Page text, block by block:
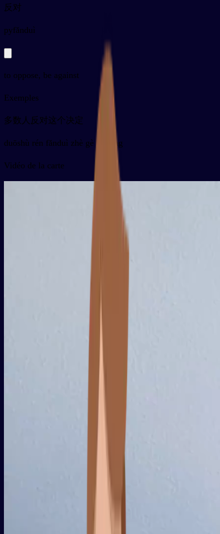
反对
pyfǎnduì
to oppose, be against
Exemples
多数人反对这个决定
duōshù rén fǎnduì zhè gè juédìng
Vidéo de la carte